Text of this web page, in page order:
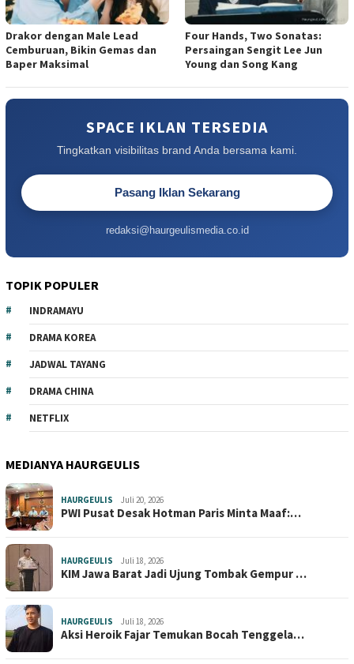
Drakor dengan Male Lead
Cemburuan, Bikin Gemas dan
Baper Maksimal
Four Hands, Two Sonatas:
Persaingan Sengit Lee Jun
Young dan Song Kang
SPACE IKLAN TERSEDIA
Tingkatkan visibilitas brand Anda bersama kami.
Pasang Iklan Sekarang
redaksi@haurgeulismedia.co.id
TOPIK POPULER
INDRAMAYU
DRAMA KOREA
JADWAL TAYANG
DRAMA CHINA
NETFLIX
MEDIANYA HAURGEULIS
HAURGEULIS Juli 20, 2026
PWI Pusat Desak Hotman Paris Minta Maaf:…
HAURGEULIS Juli 18, 2026
KIM Jawa Barat Jadi Ujung Tombak Gempur …
HAURGEULIS Juli 18, 2026
Aksi Heroik Fajar Temukan Bocah Tenggela…